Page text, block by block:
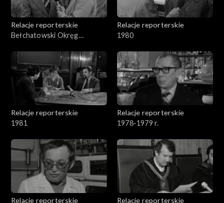
Relacje reporterskie
Bełchatowski Okręg
Relacje reporterskie
1980
Relacje reporterskie
1981
Relacje reporterskie
1978-1979 r.
Relacje reporterskie
Relacje reporterskie